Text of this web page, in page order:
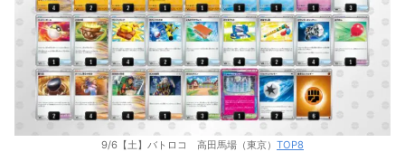
9/6【土】バトロコ 高田馬場（東京） TOP8